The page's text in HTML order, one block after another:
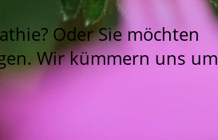
Oder Sie möchten
Wir kümmern uns um